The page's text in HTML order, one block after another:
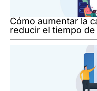
Cómo aumentar la
reducir el tiempo